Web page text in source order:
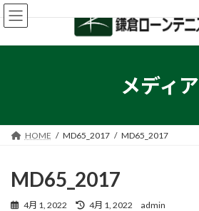
コ
ン
ン
ナ
ビ
ー
メディア
HOME MD65_2017 MD65_2017
MD65_2017
4月 1, 2022
最
4月 1, 2022 admin